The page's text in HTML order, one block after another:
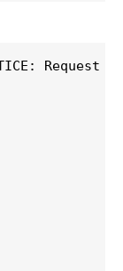
Request